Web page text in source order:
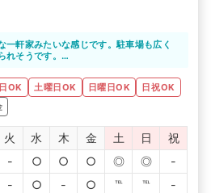
一軒家みたいな感じです。駐車場も広く
れそうです。
で、とても話やすいです。その日の身体
施術内容を考えてくれるので、安心して
OK 土曜日OK 日曜日OK
日祝OK
火 水 木 金 土 日
祝
- ○ ○ ○ ◎ ◎
-
- ○ - ○ ℡ ℡ -